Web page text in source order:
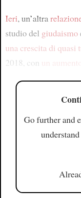
Ieri, un’altra
studio del giudaismo
una crescita di quasi
2018, con un
Go further and